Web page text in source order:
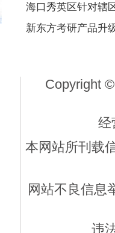
海口秀英区针对辖
新东方考研产品升
Copyright
经
本网站所刊载
网站不良信息
违